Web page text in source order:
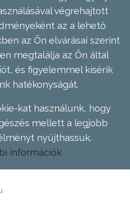
végrehajtott
az a lehető
az Ön elvárásai szerint
megtalálja az Ön által
és figyelemmel kísérik
hatékonyságát.
kat használunk, hogy
mellett a legjobb
nyújthassuk.
információk